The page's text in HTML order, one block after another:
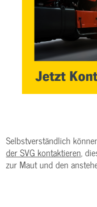
Selbstverständlich
der SVG kontaktieren,
zur Maut und den